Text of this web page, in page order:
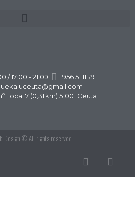
/ 17:00 - 21:00
956 51 11 79
local 7 (0,31 km) 51001 Ceuta
Design© All rights reserved